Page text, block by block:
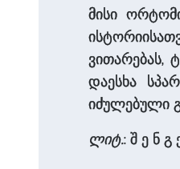
მისი
ვითარებას,
დაესხა
იძულებული
ლიტ.: შ ე ნ